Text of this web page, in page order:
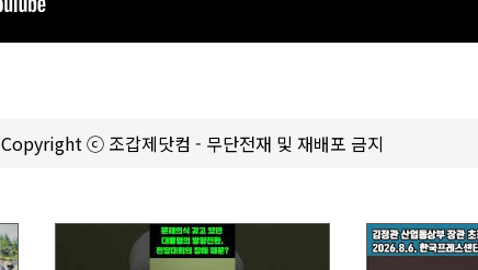
Copyright ⓒ 조갑제닷컴 - 무단전재 및 재배포 금지